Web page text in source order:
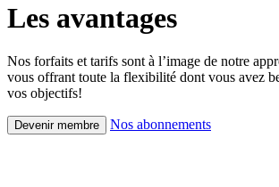
Les avantages
Nos forfaits et tarifs sont à l’image de notre
vous offrant toute la flexibilité dont vous avez
vos objectifs!
Devenir membre Nos abonnements